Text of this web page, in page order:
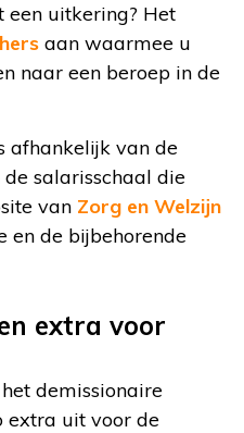
uitkering? Het
aan waarmee u
naar een beroep in de
afhankelijk van de
salarisschaal die
van Zorg en Welzijn
en de bijbehorende
extra voor
demissionaire
extra uit voor de